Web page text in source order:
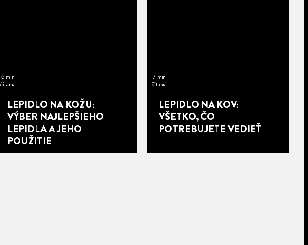
6 min
čítania
LEPIDLO NA KOŽU:
VÝBER NAJLEPŠIEHO
LEPIDLA A JEHO
POUŽITIE
7 min
čítania
LEPIDLO NA KOV:
VŠETKO, ČO
POTREBUJETE VEDIEŤ